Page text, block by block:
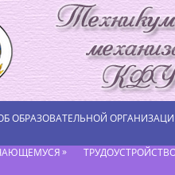
ОБРАЗОВАТЕЛЬНОЙ
»